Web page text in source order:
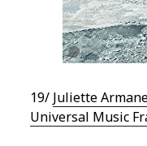
19/ Juliette
Universal Music